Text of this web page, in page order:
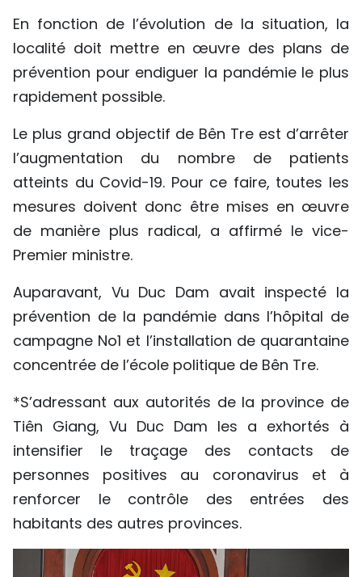
РУССКИЙ
ESPAÑOL
En fonction de l’évolution de la situation, la
localité doit mettre en œuvre des plans de
prévention pour endiguer la pandémie le plus
rapidement possible.
Le plus grand objectif de Bên Tre est d’arrêter
l’augmentation du nombre de patients
atteints du Covid-19. Pour ce faire, toutes les
mesures doivent donc être mises en œuvre
de manière plus radical, a affirmé le vice-
Premier ministre.
Auparavant, Vu Duc Dam avait inspecté la
prévention de la pandémie dans l’hôpital de
campagne No1 et l’installation de quarantaine
concentrée de l’école politique de Bên Tre.
*S’adressant aux autorités de la province de
Tiên Giang, Vu Duc Dam les a exhortés à
intensifier le traçage des contacts de
personnes positives au coronavirus et à
renforcer le contrôle des entrées des
habitants des autres provinces.